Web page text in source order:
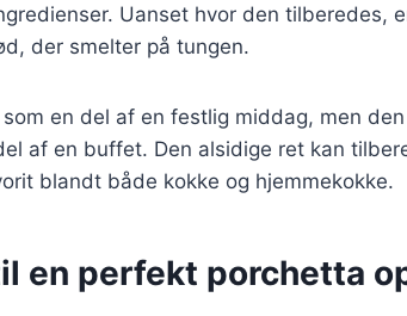
Uanset hvor den tilberedes,
der smelter på tungen.
en del af en festlig middag, men
af en buffet. Den alsidige ret kan
blandt både kokke og hjemmekokke.
en perfekt porchetta